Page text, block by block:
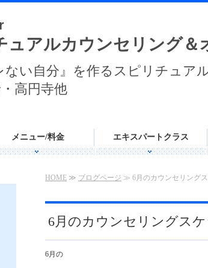
ュアルカウンセリング＆
ない自分』を作るスピリチュア
高円寺他
メニュー/料金 エキスパートクラス
HOME ≫ ブログページ ≫ 6月のカウンセリング
6月のカウンセリングス
6月の